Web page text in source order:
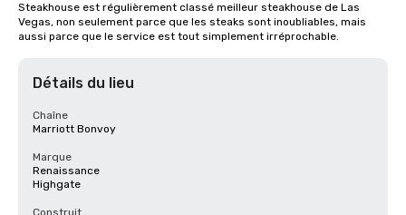
Steakhouse est régulièrement classé meilleur steakhouse de Las
Vegas, non seulement parce que les steaks sont inoubliables, mais
aussi parce que le service est tout simplement irréprochable.
Détails du lieu
Chaîne
Marriott Bonvoy
Marque
Renaissance
Highgate
Construit